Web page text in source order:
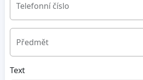
Telefonní číslo
Předmět
Text